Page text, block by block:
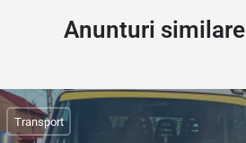
Anunturi similare
Transport